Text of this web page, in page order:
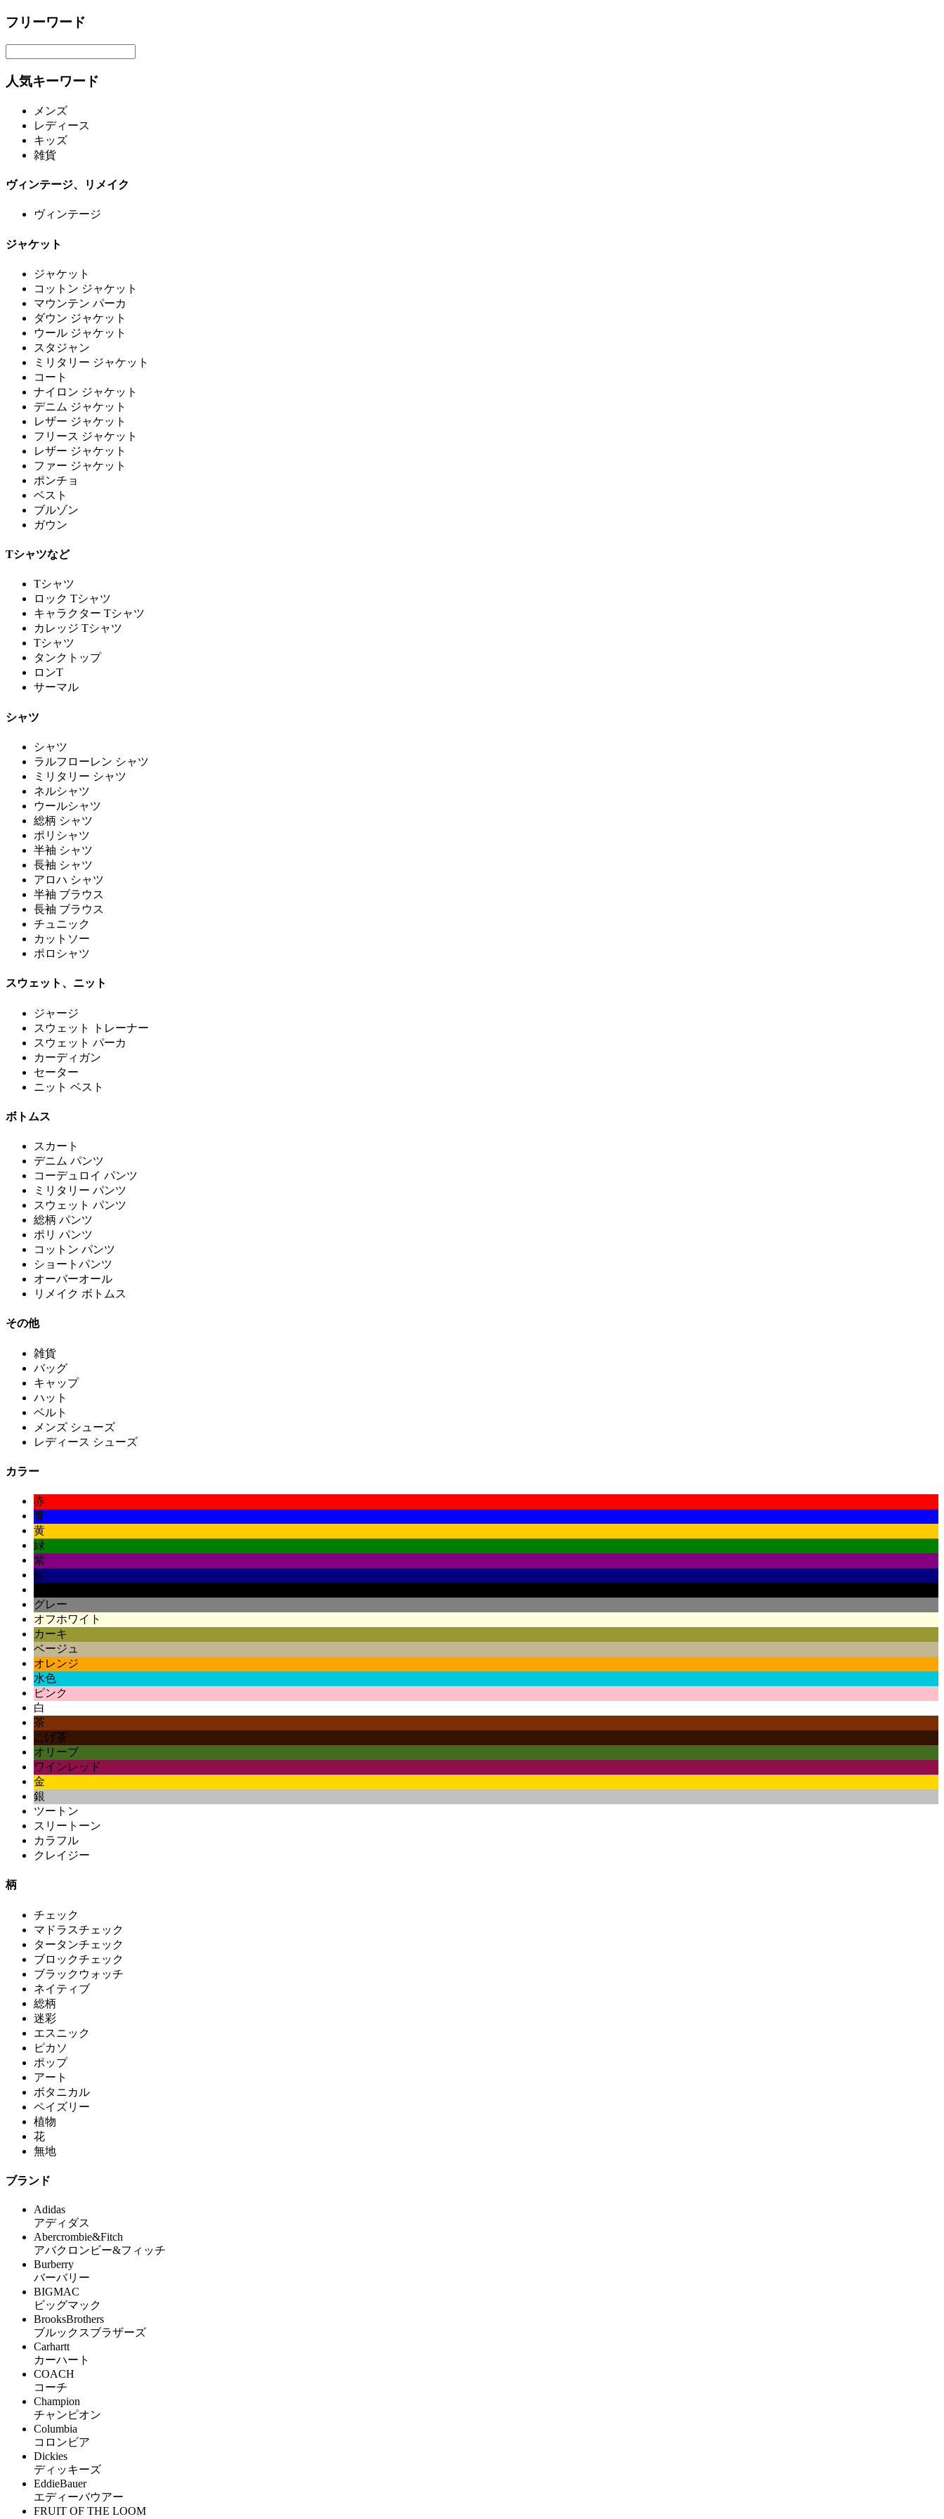
フリーワード
人気キーワード
メンズ
レディース
キッズ
雑貨
ヴィンテージ、リメイク
ヴィンテージ
ジャケット
ジャケット
コットン ジャケット
マウンテン パーカ
ダウン ジャケット
ウール ジャケット
スタジャン
ミリタリー ジャケット
コート
ナイロン ジャケット
デニム ジャケット
レザー ジャケット
フリース ジャケット
レザー ジャケット
ファー ジャケット
ポンチョ
ベスト
ブルゾン
ガウン
Tシャツなど
Tシャツ
ロック Tシャツ
キャラクター Tシャツ
カレッジ Tシャツ
Tシャツ
タンクトップ
ロンT
サーマル
シャツ
シャツ
ラルフローレン シャツ
ミリタリー シャツ
ネルシャツ
ウールシャツ
総柄 シャツ
ポリシャツ
半袖 シャツ
長袖 シャツ
アロハ シャツ
半袖 ブラウス
長袖 ブラウス
チュニック
カットソー
ポロシャツ
スウェット、ニット
ジャージ
スウェット トレーナー
スウェット パーカ
カーディガン
セーター
ニット ベスト
ボトムス
スカート
デニム パンツ
コーデュロイ パンツ
ミリタリー パンツ
スウェット パンツ
総柄 パンツ
ポリ パンツ
コットン パンツ
ショートパンツ
オーバーオール
リメイク ボトムス
その他
雑貨
バッグ
キャップ
ハット
ベルト
メンズ シューズ
レディース シューズ
カラー
赤
青
黄
緑
紫
紺
グレー
オフホワイト
カーキ
ベージュ
オレンジ
水色
ピンク
白
茶
こげ茶
オリーブ
ワインレッド
金
銀
ツートン
スリートーン
カラフル
クレイジー
柄
チェック
マドラスチェック
タータンチェック
ブロックチェック
ブラックウォッチ
ネイティブ
総柄
迷彩
エスニック
ピカソ
ポップ
アート
ボタニカル
ペイズリー
植物
花
無地
ブランド
Adidas
アディダス
Abercrombie&Fitch
アバクロンビー&フィッチ
Burberry
バーバリー
BIGMAC
ビッグマック
BrooksBrothers
ブルックスブラザーズ
Carhartt
カーハート
COACH
コーチ
Champion
チャンピオン
Columbia
コロンビア
Dickies
ディッキーズ
EddieBauer
エディーバウアー
FRUIT OF THE LOOM